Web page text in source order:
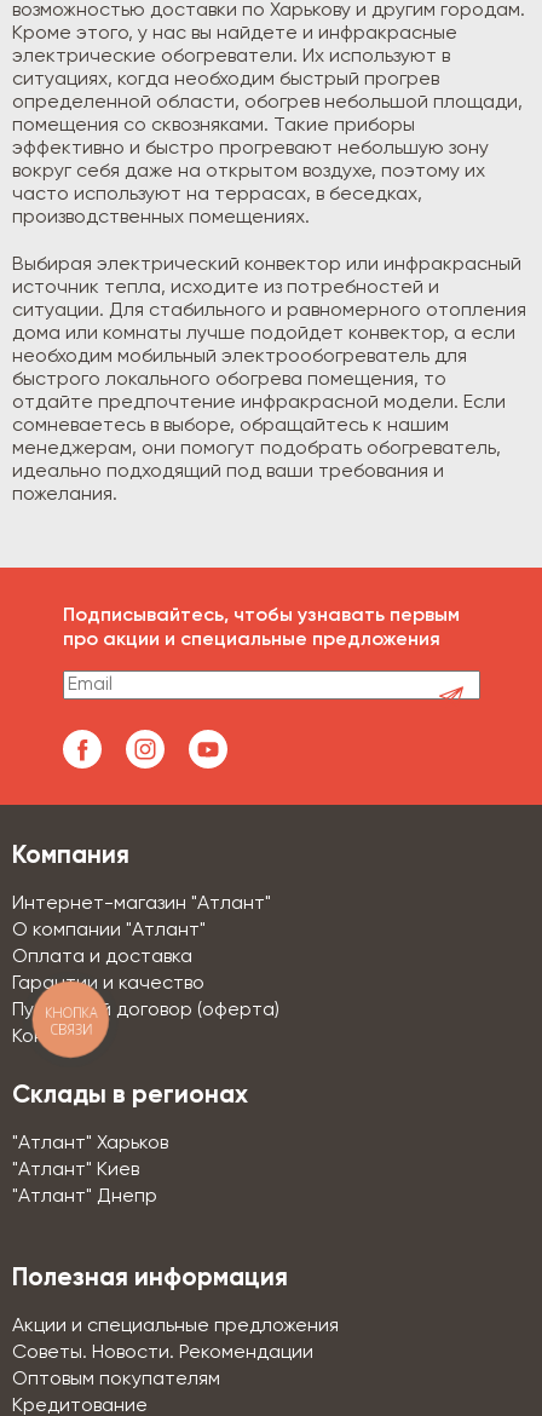
возможностью доставки по Харькову и другим городам.
Кроме этого, у нас вы найдете и инфракрасные
электрические обогреватели. Их используют в
ситуациях, когда необходим быстрый прогрев
определенной области, обогрев небольшой площади,
помещения со сквозняками. Такие приборы
эффективно и быстро прогревают небольшую зону
вокруг себя даже на открытом воздухе, поэтому их
часто используют на террасах, в беседках,
производственных помещениях.
Выбирая электрический конвектор или инфракрасный
источник тепла, исходите из потребностей и
ситуации. Для стабильного и равномерного отопления
дома или комнаты лучше подойдет конвектор, а если
необходим мобильный электрообогреватель для
быстрого локального обогрева помещения, то
отдайте предпочтение инфракрасной модели. Если
сомневаетесь в выборе, обращайтесь к нашим
менеджерам, они помогут подобрать обогреватель,
идеально подходящий под ваши требования и
пожелания.
Подписывайтесь, чтобы узнавать первым
про акции и специальные предложения
Компания
Интернет-магазин "Атлант"
О компании "Атлант"
Оплата и доставка
Гарантии и качество
Публичный договор (оферта)
Контакты
Склады в регионах
"Атлант" Харьков
"Атлант" Киев
"Атлант" Днепр
Полезная информация
Акции и специальные предложения
Советы. Новости. Рекомендации
Оптовым покупателям
Кредитование
КНОПКА
СВЯЗИ